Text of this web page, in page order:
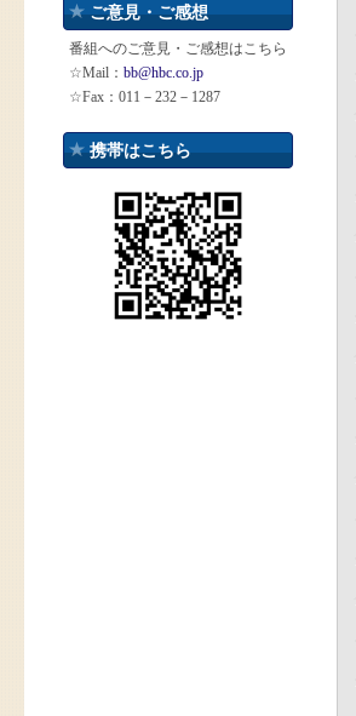
ご意見・ご感想
番組へのご意見・ご感想はこちら
☆Mail： bb@hbc.co.jp
☆Fax：011－232－1287
携帯はこちら